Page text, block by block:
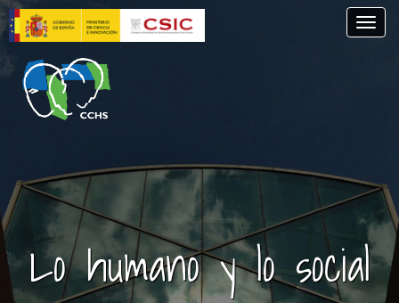
Pasar
al
contenido
principal
Lo humano y lo social